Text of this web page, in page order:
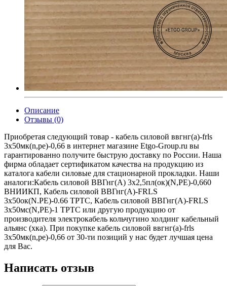
Описание
Отзывы (0)
Приобретая следующий товар - кабель силовой ввгнг(а)-frls
3х50мк(n,pe)-0,66 в интернет магазине Etgo-Group.ru вы
гарантированно получите быструю доставку по России. Наша
фирма обладает сертификатом качества на продукцию из
каталога кабели силовые для стационарной прокладки. Наши
аналоги:Кабель силовой ВВГнг(А) 3х2,5пл(ок)(N,PE)-0,660
ВНИИКП, Кабель силовой ВВГнг(А)-FRLS
3х50ок(N.PE)-0.66 ТРТС, Кабель силовой ВВГнг(А)-FRLS
3х50мс(N,PE)-1 ТРТС или другую продукцию от
производителя электрокабель кольчугино холдинг кабельный
альянс (хка). При покупке кабель силовой ввгнг(а)-frls
3х50мк(n,pe)-0,66 от 30-ти позиций у нас будет лучшая цена
для Вас.
Написать отзыв